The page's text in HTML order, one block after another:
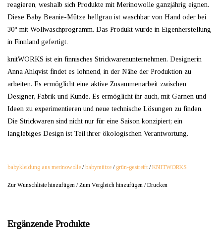
reagieren, weshalb sich Produkte mit Merinowolle ganzjährig eignen.
Diese Baby Beanie-Mütze hellgrau ist waschbar von Hand oder bei
30° mit Wollwaschprogramm. Das Produkt wurde in Eigenherstellung
in Finnland gefertigt.
knitWORKS ist ein finnisches Strickwarenunternehmen. Designerin
Anna Ahlqvist findet es lohnend, in der Nähe der Produktion zu
arbeiten. Es ermöglicht eine aktive Zusammenarbeit zwischen
Designer, Fabrik und Kunde. Es ermöglicht ihr auch, mit Garnen und
Ideen zu experimentieren und neue technische Lösungen zu finden.
Die Strickwaren sind nicht nur für eine Saison konzipiert; ein
langlebiges Design ist Teil ihrer ökologischen Verantwortung.
babykleidung aus merinowolle /babymütze / grün-gestreift/KNITWORKS
Zur Wunschliste hinzufügen /Zum Vergleich hinzufügen /Drucken
Ergänzende Produkte